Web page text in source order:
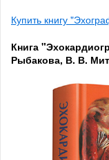
Купить книгу
Книга
Рыбакова, В. В.